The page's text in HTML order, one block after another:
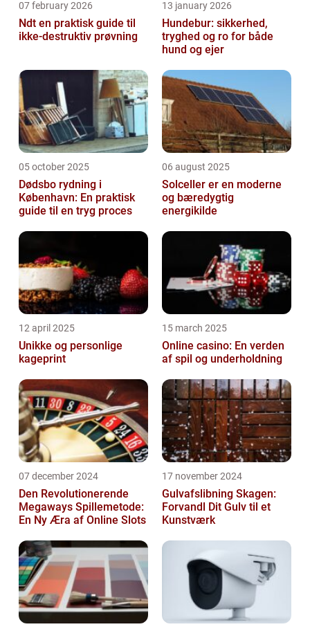
07 february 2026
Ndt en praktisk guide til
ikke-destruktiv prøvning
13 january 2026
Hundebur: sikkerhed,
tryghed og ro for både
hund og ejer
05 october 2025
Dødsbo rydning i
København: En praktisk
guide til en tryg proces
06 august 2025
Solceller er en moderne
og bæredygtig
energikilde
12 april 2025
Unikke og personlige
kageprint
15 march 2025
Online casino: En verden
af spil og underholdning
07 december 2024
Den Revolutionerende
Megaways Spillemetode:
En Ny Æra af Online Slots
17 november 2024
Gulvafslibning Skagen:
Forvandl Dit Gulv til et
Kunstværk